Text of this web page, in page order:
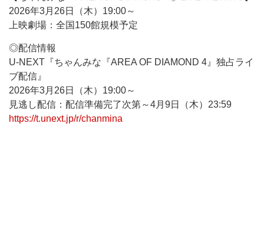
2026年3月26日（木）19:00～
上映劇場：全国150館規模予定
◎配信情報
U-NEXT『ちゃんみな『AREA OF DIAMOND 4』独占ライ
ブ配信』
2026年3月26日（木）19:00～
見逃し配信：配信準備完了次第～4月9日（木）23:59
https://t.unext.jp/r/chanmina